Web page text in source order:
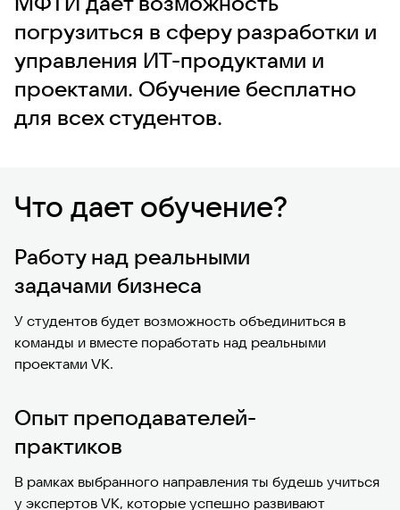
погрузиться в сферу разработки и
управления ИТ-продуктами и
проектами. Обучение бесплатно
для всех студентов.
Что дает обучение?
Работу над реальными
задачами бизнеса
У студентов будет возможность объединиться в
команды и вместе поработать над реальными
проектами VK.
Опыт преподавателей-
практиков
В рамках выбранного направления ты будешь учиться
у экспертов VK, которые успешно развивают